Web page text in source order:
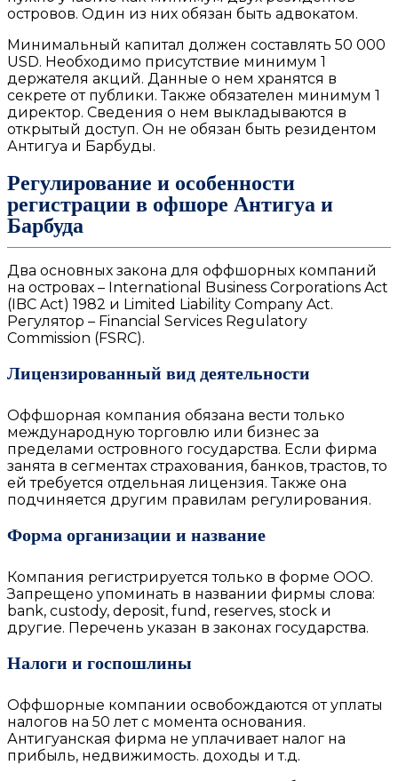
островов. Один из них обязан быть адвокатом.
Минимальный капитал должен составлять 50 000
USD. Необходимо присутствие минимум 1
держателя акций. Данные о нем хранятся в
секрете от публики. Также обязателен минимум 1
директор. Сведения о нем выкладываются в
открытый доступ. Он не обязан быть резидентом
Антигуа и Барбуды.
Регулирование и особенности
регистрации в офшоре Антигуа и
Барбуда
Два основных закона для оффшорных компаний
на островах – International Business Corporations Act
(IBC Act) 1982 и Limited Liability Company Act.
Регулятор – Financial Services Regulatory
Commission (FSRC).
Лицензированный вид деятельности
Оффшорная компания обязана вести только
международную торговлю или бизнес за
пределами островного государства. Если фирма
занята в сегментах страхования, банков, трастов, то
ей требуется отдельная лицензия. Также она
подчиняется другим правилам регулирования.
Форма организации и название
Компания регистрируется только в форме ООО.
Запрещено упоминать в названии фирмы слова:
bank, custody, deposit, fund, reserves, stock и
другие. Перечень указан в законах государства.
Налоги и госпошлины
Оффшорные компании освобождаются от уплаты
налогов на 50 лет с момента основания.
Антигуанская фирма не уплачивает налог на
прибыль, недвижимость. доходы и т.д.